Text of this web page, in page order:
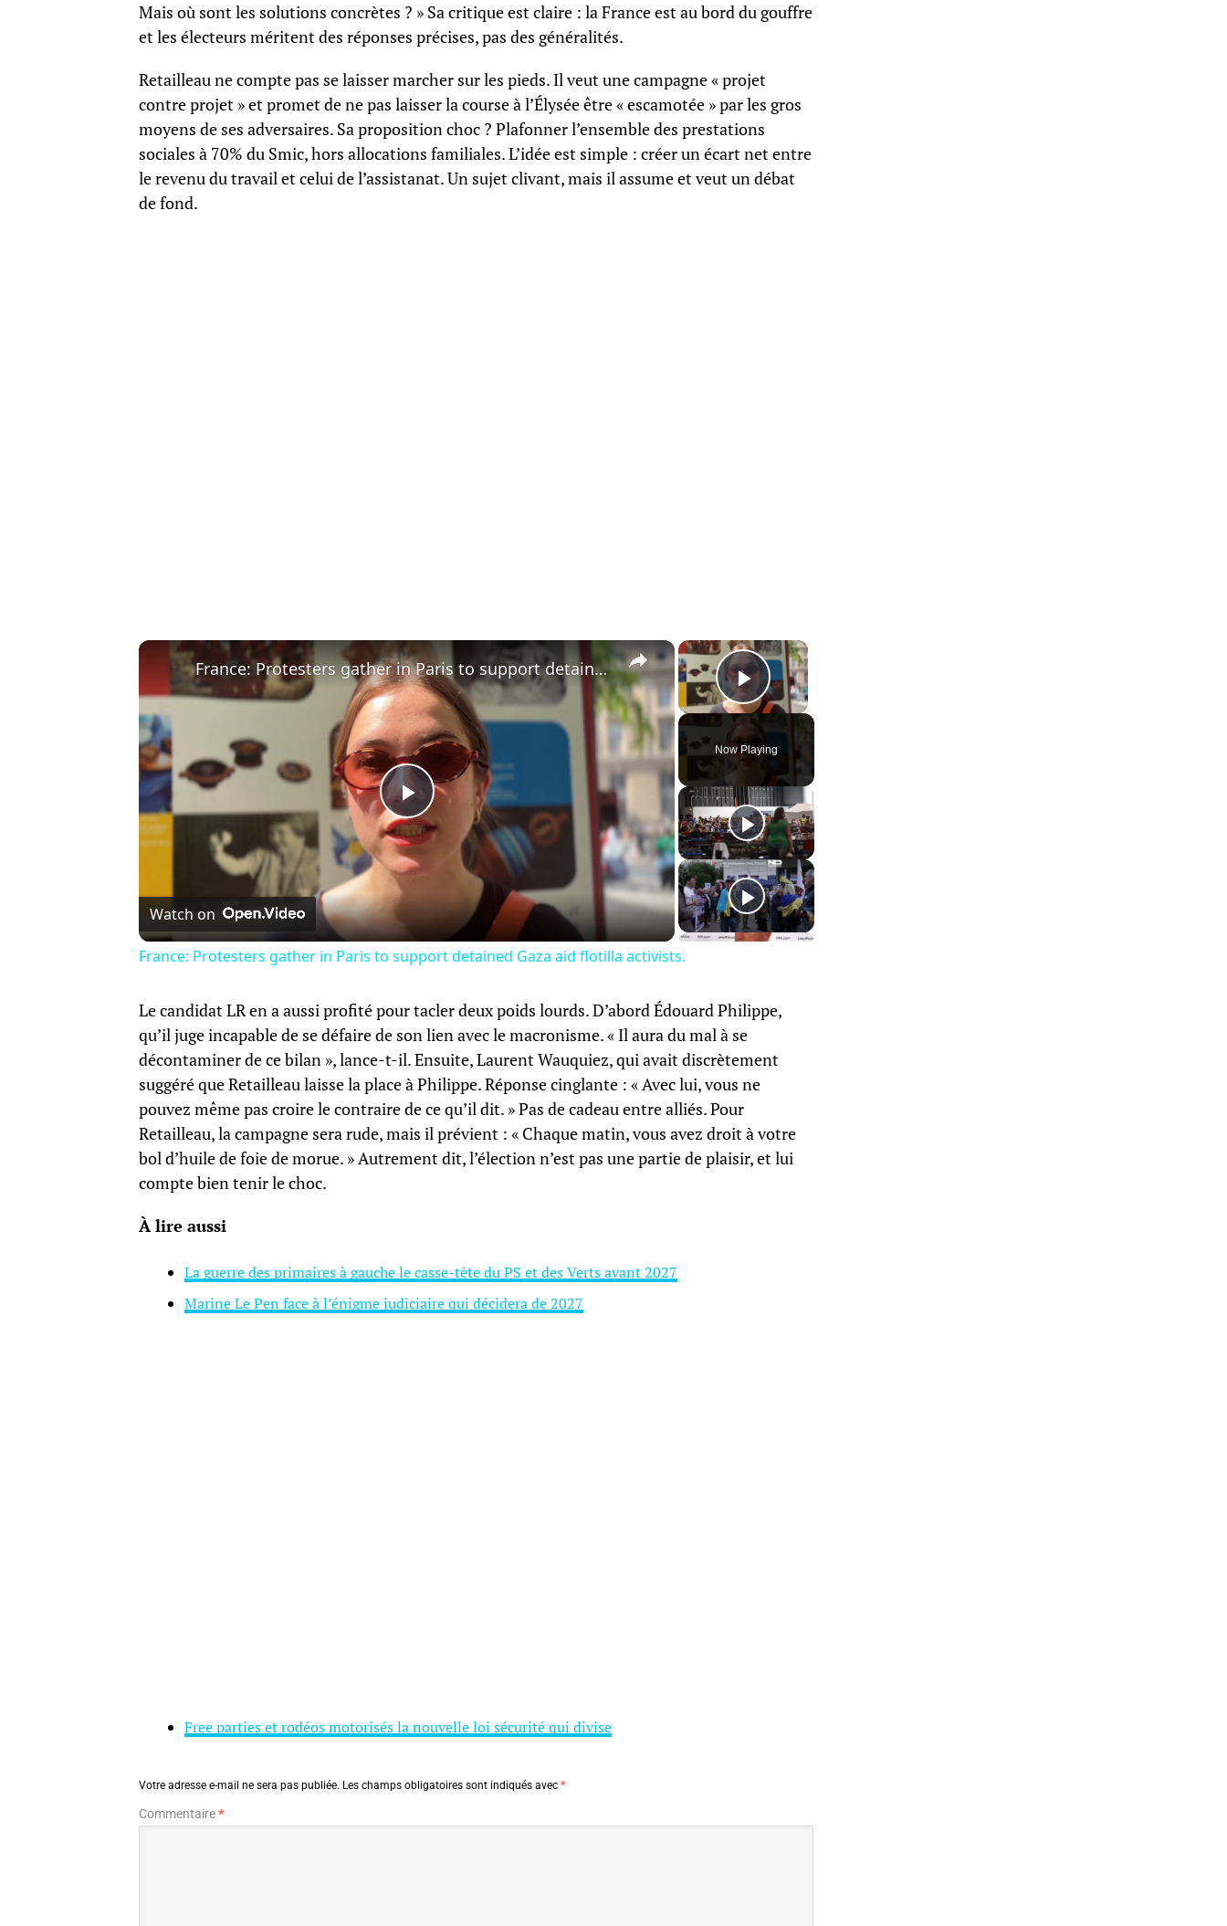
Mais où sont les solutions concrètes ? » Sa critique est claire : la France est au bord du gouffre
et les électeurs méritent des réponses précises, pas des généralités.
Retailleau ne compte pas se laisser marcher sur les pieds. Il veut une campagne « projet
contre projet » et promet de ne pas laisser la course à l’Élysée être « escamotée » par les gros
moyens de ses adversaires. Sa proposition choc ? Plafonner l’ensemble des prestations
sociales à 70% du Smic, hors allocations familiales. L’idée est simple : créer un écart net entre
le revenu du travail et celui de l’assistanat. Un sujet clivant, mais il assume et veut un débat
de fond.
×
Play Video
Now Playing
×
Play
Video
France: Protesters gather in Paris to support detained Gaza aid flotilla activists.
Watch on
France: Protesters gather in Paris to support detained Gaza aid flotilla activists.
Le candidat LR en a aussi profité pour tacler deux poids lourds. D’abord Édouard Philippe,
qu’il juge incapable de se défaire de son lien avec le macronisme. « Il aura du mal à se
décontaminer de ce bilan », lance-t-il. Ensuite, Laurent Wauquiez, qui avait discrètement
suggéré que Retailleau laisse la place à Philippe. Réponse cinglante : « Avec lui, vous ne
pouvez même pas croire le contraire de ce qu’il dit. » Pas de cadeau entre alliés. Pour
Retailleau, la campagne sera rude, mais il prévient : « Chaque matin, vous avez droit à votre
bol d’huile de foie de morue. » Autrement dit, l’élection n’est pas une partie de plaisir, et lui
compte bien tenir le choc.
À lire aussi
La guerre des primaires à gauche le casse-tête du PS et des Verts avant 2027
Marine Le Pen face à l’énigme judiciaire qui décidera de 2027
Free parties et rodéos motorisés la nouvelle loi sécurité qui divise
Votre adresse e-mail ne sera pas publiée. Les champs obligatoires sont indiqués avec *
Commentaire*